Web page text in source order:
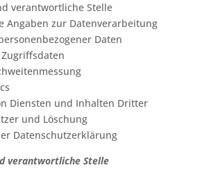
verantwortliche Stelle
Angaben zur Datenverarbeitung
Daten
Diensten und Inhalten Dritter
und Löschung
Datenschutzerklärung
verantwortliche Stelle